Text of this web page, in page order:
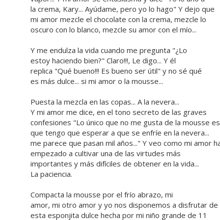
la crema, Kary... Ayúdame, pero yo lo hago" Y dejo que
mi amor mezcle el chocolate con la crema, mezcle lo
oscuro con lo blanco, mezcle su amor con el mío...
Y me endulza la vida cuando me pregunta "¿Lo
estoy haciendo bien?" Claro!!!, Le digo... Y él
replica "Qué bueno!!! Es bueno ser útil" y no sé qué
es más dulce... si mi amor o la mousse...
Puesta la mezcla en las copas... A la nevera...
Y mi amor me dice, en el tono secreto de las graves
confesiones "Lo único que no me gusta de la mousse es
que tengo que esperar a que se enfríe en la nevera...
me parece que pasan mil años..." Y veo como mi amor
empezado a cultivar una de las virtudes más
importantes y más difíciles de obtener en la vida...
La paciencia.
Compacta la mousse por el frío abrazo, mi
amor, mi otro amor y yo nos disponemos a disfrutar de
esta esponjita dulce hecha por mi niño grande de 11